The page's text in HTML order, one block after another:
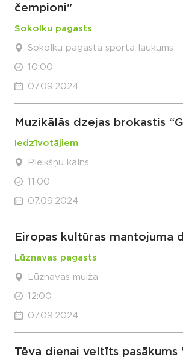
čempioni"
Sokolku pagasts
Sokolku pagasta sporta laukums
10:00
07.09.2024
Muzikālās dzejas brokastis
Iedzīvotājiem
Pleikšņu kalns
11:00
07.09.2024
Eiropas kultūras mantojuma
Lūznavas pagasts
Lūznavas muiža
12:00
07.09.2024
Tēva dienai veltīts pasākums